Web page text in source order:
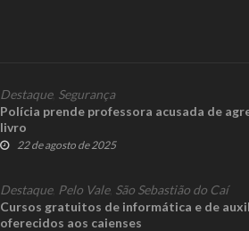
Destaque, Segurança
Polícia prende professora acusada de
livro
22 de agosto de 2025
Destaque, Pelo Vale, São Sebastião do Caí
Cursos gratuitos de informática e de
oferecidos aos caienses